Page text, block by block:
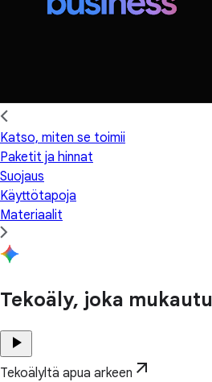
Katso, miten se toimii
Paketit ja hinnat
Suojaus
Käyttötapoja
Materiaalit
Tekoäly, joka
play_arrow
Tekoälyltä apua arkeen arrow_outward